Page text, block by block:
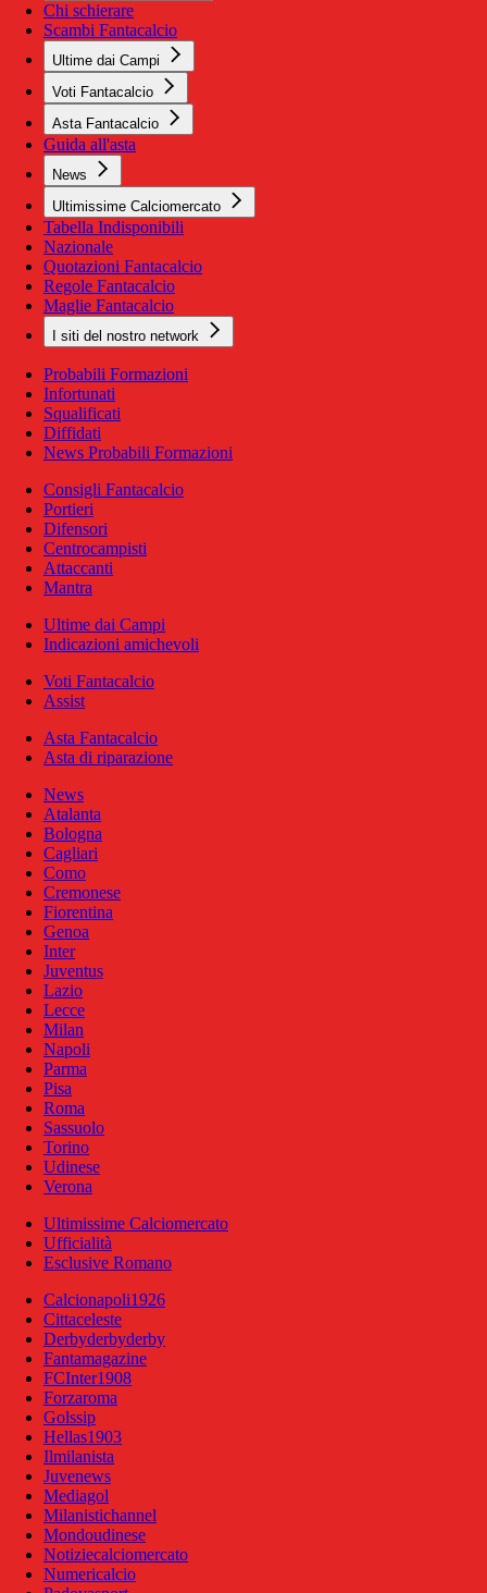
Chi schierare
Scambi Fantacalcio
Ultime dai Campi
Voti Fantacalcio
Asta Fantacalcio
Guida all'asta
News
Ultimissime Calciomercato
Tabella Indisponibili
Nazionale
Quotazioni Fantacalcio
Regole Fantacalcio
Maglie Fantacalcio
I siti del nostro network
Probabili Formazioni
Infortunati
Squalificati
Diffidati
News Probabili Formazioni
Consigli Fantacalcio
Portieri
Difensori
Centrocampisti
Attaccanti
Mantra
Ultime dai Campi
Indicazioni amichevoli
Voti Fantacalcio
Assist
Asta Fantacalcio
Asta di riparazione
News
Atalanta
Bologna
Cagliari
Como
Cremonese
Fiorentina
Genoa
Inter
Juventus
Lazio
Lecce
Milan
Napoli
Parma
Pisa
Roma
Sassuolo
Torino
Udinese
Verona
Ultimissime Calciomercato
Ufficialità
Esclusive Romano
Calcionapoli1926
Cittaceleste
Derbyderbyderby
Fantamagazine
FCInter1908
Forzaroma
Golssip
Hellas1903
Ilmilanista
Juvenews
Mediagol
Milanistichannel
Mondoudinese
Notiziecalciomercato
Numericalcio